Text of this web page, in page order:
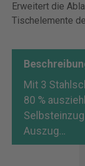
Erweitert die
Tischelemente
Mit 3
80 %
Auszug…